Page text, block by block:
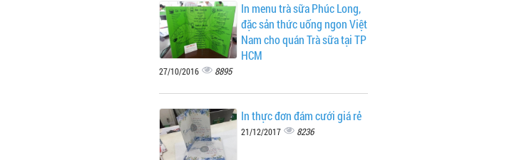
In menu trà sữa Phúc Long,
đặc sản thức uống ngon Việt
Nam cho quán Trà sữa tại TP
HCM
27/10/2016 8895
In thực đơn đám cưới giá rẻ
21/12/2017 8236